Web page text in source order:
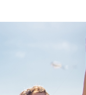
CERRAR SESIÓN